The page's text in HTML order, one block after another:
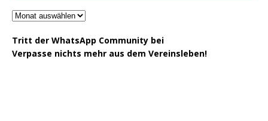
Tritt der WhatsApp Community bei
Verpasse nichts mehr aus dem Vereinsleben!